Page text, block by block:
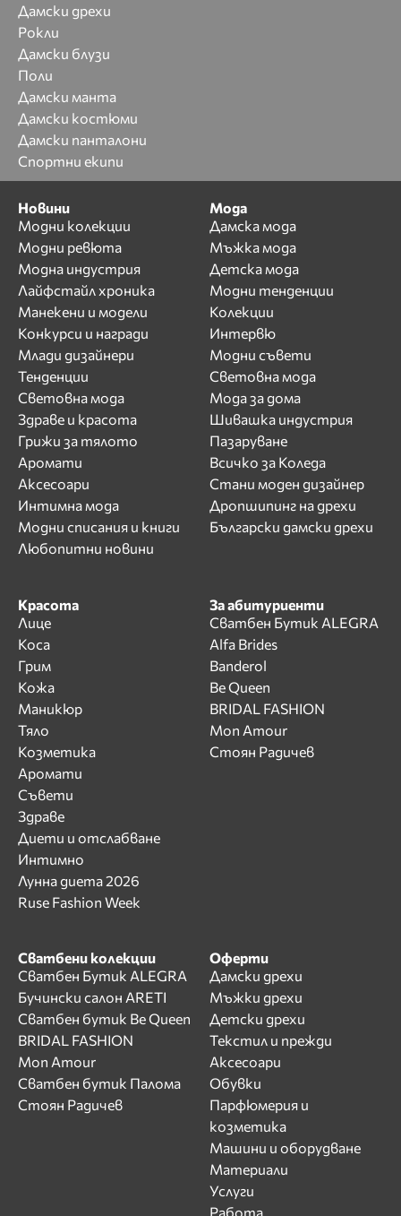
Дамски дрехи
Рокли
Дамски блузи
Поли
Дамски манта
Дамски костюми
Дамски панталони
Спортни екипи
Новини
Модни колекции
Модни ревюта
Модна индустрия
Лайфстайл хроника
Манекени и модели
Конкурси и награди
Млади дизайнери
Тенденции
Световна мода
Здраве и красота
Грижи за тялото
Аромати
Аксесоари
Интимна мода
Модни списания и книги
Любопитни новини
Мода
Дамска мода
Мъжка мода
Детска мода
Модни тенденции
Колекции
Интервю
Модни съвети
Световна мода
Мода за дома
Шивашка индустрия
Пазаруване
Всичко за Коледа
Стани моден дизайнер
Дропшипинг на дрехи
Български дамски дрехи
Красота
Лице
Коса
Грим
Кожа
Маникюр
Тяло
Козметика
Аромати
Съвети
Здраве
Диети и отслабване
Интимно
Лунна диета 2026
Ruse Fashion Week
За абитуриенти
Сватбен Бутик ALEGRA
Alfa Brides
Banderol
Be Queen
BRIDAL FASHION
Mon Amour
Стоян Радичев
Сватбени колекции
Сватбен Бутик ALEGRA
Бучински салон ARETI
Сватбен бутик Be Queen
BRIDAL FASHION
Mon Amour
Сватбен бутик Палома
Стоян Радичев
Оферти
Дамски дрехи
Мъжки дрехи
Детски дрехи
Текстил и прежди
Аксесоари
Обувки
Парфюмерия и
козметика
Машини и оборудване
Материали
Услуги
Работа